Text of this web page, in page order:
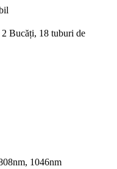
Bucăți, 18 tuburi de
1046nm